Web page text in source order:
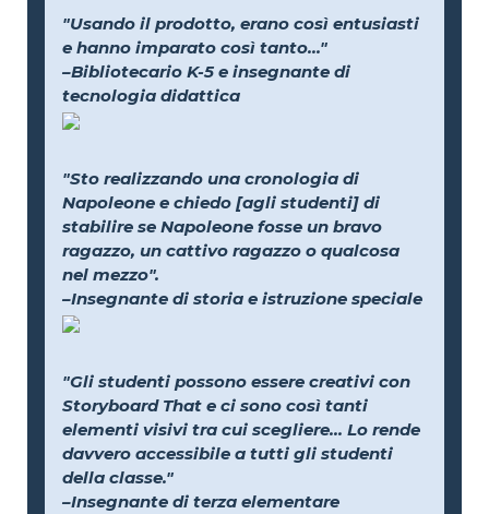
"Usando il prodotto, erano così entusiasti
e hanno imparato così tanto..."
–Bibliotecario K-5 e insegnante di
tecnologia didattica
"Sto realizzando una cronologia di
Napoleone e chiedo [agli studenti] di
stabilire se Napoleone fosse un bravo
ragazzo, un cattivo ragazzo o qualcosa
nel mezzo".
–Insegnante di storia e istruzione speciale
"Gli studenti possono essere creativi con
Storyboard That e ci sono così tanti
elementi visivi tra cui scegliere... Lo rende
davvero accessibile a tutti gli studenti
della classe."
–Insegnante di terza elementare